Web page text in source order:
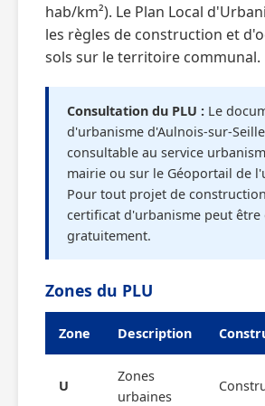
hab/km²). Le Plan Local
les règles de construction et
sols sur le territoire communal.
Consultation du PLU : Le
d'urbanisme d'Aulnois-sur-
consultable au service
mairie ou sur le Géoportail de
Pour tout projet de
certificat d'urbanisme peut être
gratuitement.
Zones du PLU
Zone Description
U
Zones
urbaines